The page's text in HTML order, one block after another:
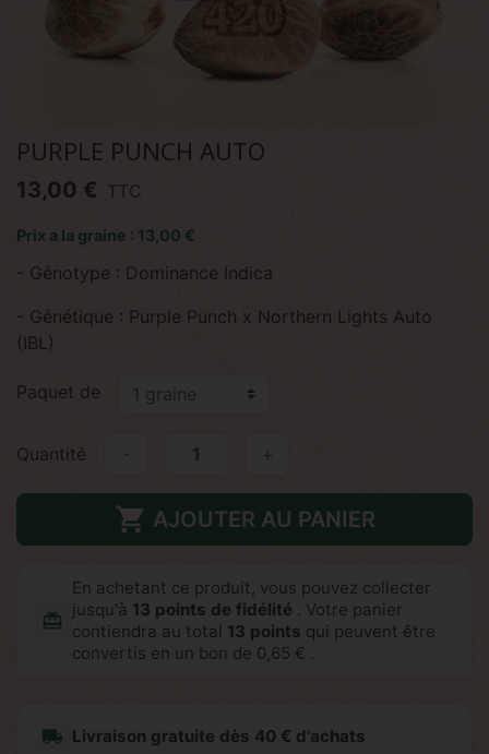
PURPLE PUNCH AUTO
13,00 € TTC
Prix a la graine : 13,00 €
- Génotype : Dominance Indica
- Génétique : Purple Punch x Northern Lights Auto
(IBL)
Paquet de
Quantité +
 AJOUTER AU PANIER
redeem
En achetant ce produit, vous pouvez collecter
jusqu'à 13 points de fidélité . Votre panier
contiendra au total 13 points qui peuvent être
convertis en un bon de 0,65 € .
local_shipping Livraison gratuite dès 40 € d'achats